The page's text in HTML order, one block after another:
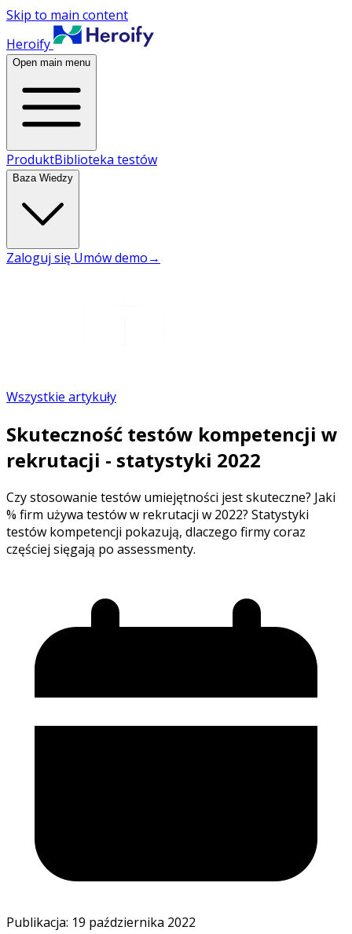
Skip to main content
Heroify
Open main menu
ProduktBiblioteka testów
Baza Wiedzy
Zaloguj się Umów demo→
Wszystkie artykuły
Skuteczność testów kompetencji w
rekrutacji - statystyki 2022
Czy stosowanie testów umiejętności jest skuteczne? Jaki
% firm używa testów w rekrutacji w 2022? Statystyki
testów kompetencji pokazują, dlaczego firmy coraz
częściej sięgają po assessmenty.
Publikacja: 19 października 2022